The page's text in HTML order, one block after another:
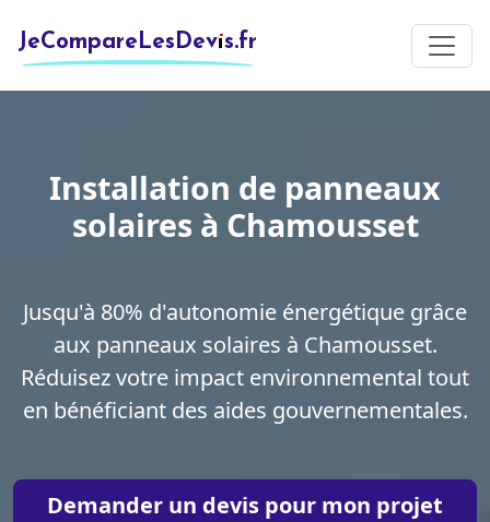
JeCompareLesDevis.fr
Installation de panneaux
solaires à Chamousset
Jusqu'à 80% d'autonomie énergétique grâce
aux panneaux solaires à Chamousset.
Réduisez votre impact environnemental tout
en bénéficiant des aides gouvernementales.
Demander un devis pour mon projet